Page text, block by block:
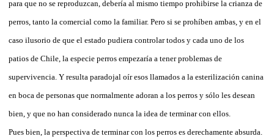
para que no se reproduzcan, debería al mismo tiempo prohibirse la crianza de
perros, tanto la comercial como la familiar. Pero si se prohíben ambas, y en el
caso ilusorio de que el estado pudiera controlar todos y cada uno de los
patios de Chile, la especie perros empezaría a tener problemas de
supervivencia. Y resulta paradojal oír esos llamados a la esterilización canina
en boca de personas que normalmente adoran a los perros y sólo les desean
bien, y que no han considerado nunca la idea de terminar con ellos.
Pues bien, la perspectiva de terminar con los perros es derechamente absurda.